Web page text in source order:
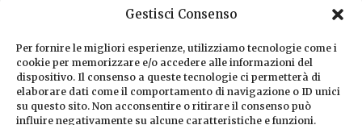
Gestisci Consenso
Per fornire le migliori esperienze, utilizziamo tecnologie come i
cookie per memorizzare e/o accedere alle informazioni del
dispositivo. Il consenso a queste tecnologie ci permetterà di
elaborare dati come il comportamento di navigazione o ID unici
su questo sito. Non acconsentire o ritirare il consenso può
influire negativamente su alcune caratteristiche e funzioni.
CONDIZIONI DI VENDITA
INFORMATIVA SULLA PRIVACY